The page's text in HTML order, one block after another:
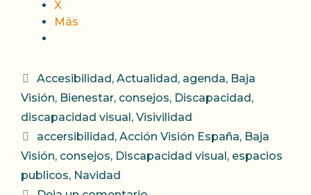
X
Más
Categorías
Accesibilidad , Actualidad , agenda, Baja
Visión, Bienestar, consejos, Discapacidad ,
discapacidad visual , Visivilidad
Etiquetas
accersibilidad , Acción Visión España, Baja
Visión, consejos, Discapacidad visual , espacios
publicos, Navidad